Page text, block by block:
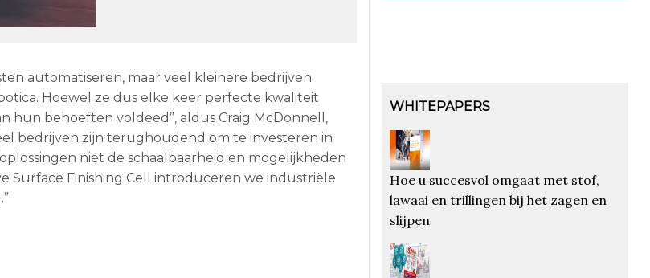
automatiseren, maar veel kleinere bedrijven
Hoewel ze dus elke keer perfecte kwaliteit
hun behoeften voldeed”, aldus Craig McDonnell,
bedrijven zijn terughoudend om te investeren in
niet de schaalbaarheid en mogelijkheden
Surface Finishing Cell introduceren we industriële
WHITEPAPERS
Hoe u succesvol omgaat met stof,
lawaai en trillingen bij het zagen en
slijpen